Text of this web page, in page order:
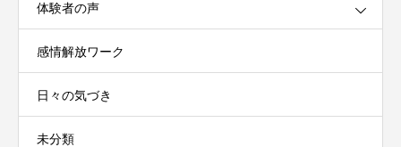
体験者の声
感情解放ワーク
日々の気づき
未分類